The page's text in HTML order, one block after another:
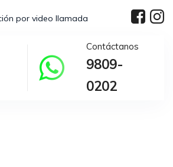
por video llamada
Contáctanos
9809-
0202